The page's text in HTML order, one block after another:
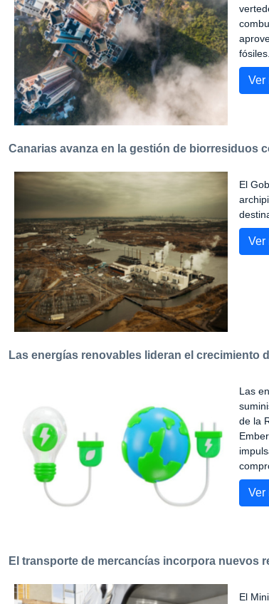
fósiles.
Ver
Canarias avanza en la gestión de biorresiduos
El
Ver
Las energías renovables lideran el crecimiento
Las
de la
Ver
El transporte de mercancías incorpora nuevos
El